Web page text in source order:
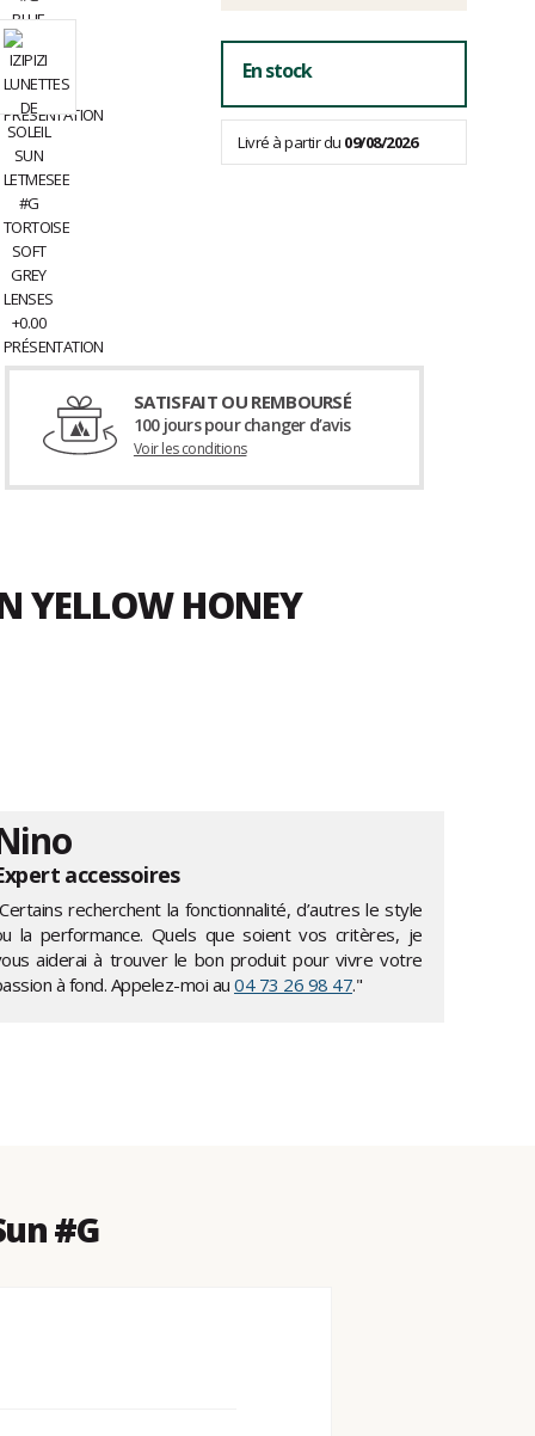
En stock
Livré à partir du 09/08/2026
SATISFAIT OU REMBOURSÉ
100 jours pour changer d’avis
Voir les conditions
YELLOW HONEY
accessoires
recherchent la fonctionnalité, d’autres le style
la performance. Quels que soient vos critères, je
aiderai à trouver le bon produit pour vivre votre
à fond. Appelez-moi au 04 73 26 98 47."
#G